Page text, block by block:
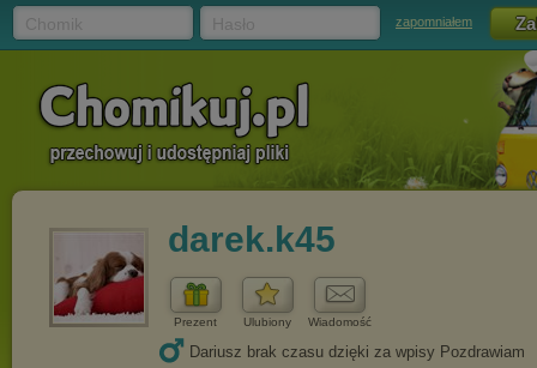
zapomniałem
darek.k45
Prezent Ulubiony Wiadomość
Dariusz brak czasu dzięki za wpisy Pozdrawiam